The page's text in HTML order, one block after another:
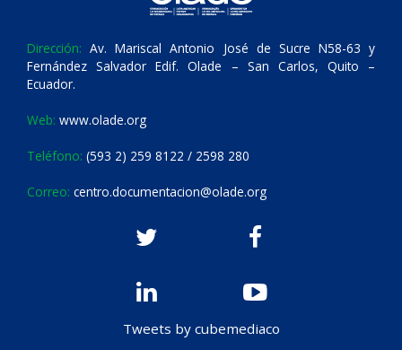
Dirección: Av. Mariscal Antonio José de Sucre N58-63 y
Fernández Salvador Edif. Olade – San Carlos, Quito –
Ecuador.
Web: www.olade.org
Teléfono: (593 2) 259 8122 / 2598 280
Correo: centro.documentacion@olade.org
Tweets by cubemediaco